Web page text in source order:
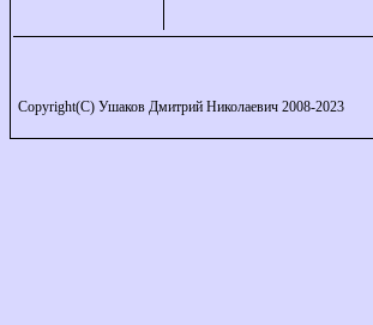
Copyright(C) Ушаков Дмитрий Николаевич 2008-2023